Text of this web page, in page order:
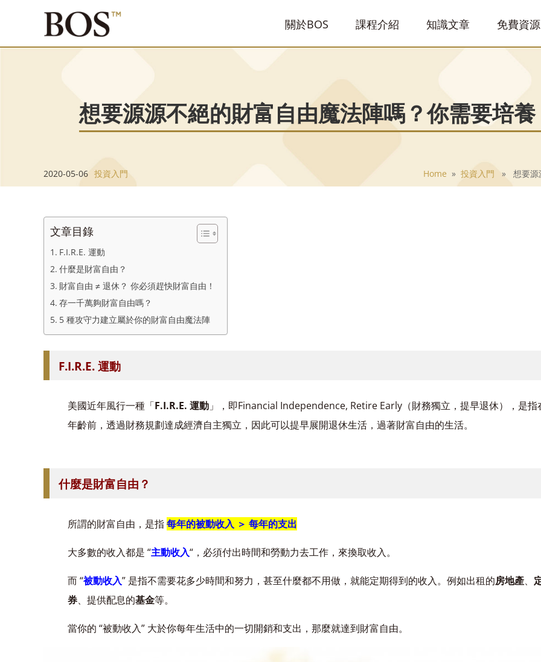
關於BOS 課程介紹 知識文章 免費資源
想要源源不絕的財富自由魔法陣嗎？你需要培
2020-05-06 投資入門 Home » 投資入門 » 想要源
文章目錄
F.I.R.E. 運動
什麼是財富自由？
財富自由 ≠ 退休？ 你必須趕快財富自由！
存一千萬夠財富自由嗎？
5 種攻守力建立屬於你的財富自由魔法陣
F.I.R.E. 運動
美國近年風行一種「F.I.R.E. 運動 」，即Financial Independence, Retire Early（財務獨立，提早退休），是指
年齡前，透過財務規劃達成經濟自主獨立，因此可以提早展開退休生活，過著財富自由的生活。
什麼是財富自由？
所謂的財富自由，是指每年的被動收入 ＞ 每年的支出
大多數的收入都是 “主動收入“，必須付出時間和勞動力去工作，來換取收入。
而 “被動收入” 是指不需要花多少時間和努力，甚至什麼都不用做，就能定期得到的收入。例如出租的房地產、
券、提供配息的基金等。
當你的 “被動收入” 大於你每年生活中的一切開銷和支出，那麼就達到財富自由。